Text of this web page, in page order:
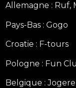
Allemagne : Ruf,
Pays-Bas : Gogo
Croatie : F-tours
Pologne : Fun
Belgique :